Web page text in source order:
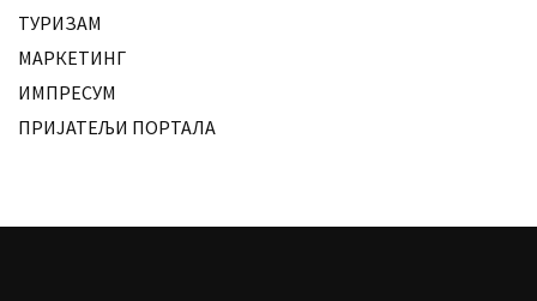
ТУРИЗАМ
МАРКЕТИНГ
ИМПРЕСУМ
ПРИЈАТЕЉИ ПОРТАЛА